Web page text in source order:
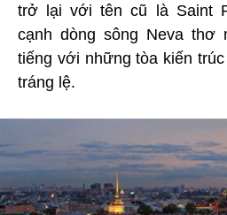
trở lại với tên cũ là Saint
cạnh dòng sông Neva thơ
tiếng với những tòa kiến
tráng lệ.